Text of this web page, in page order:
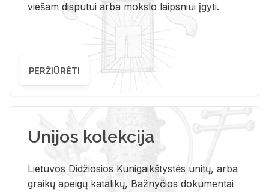
viešam disputui arba mokslo laipsniui įgyti.
PERŽIŪRĖTI
Unijos kolekcija
Lietuvos Didžiosios Kunigaikštystės unitų, arba
graikų apeigų katalikų, Bažnyčios dokumentai